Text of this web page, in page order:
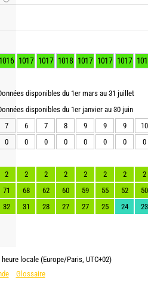
1016 1017 1017 1018 1017 1017 1017
disponibles du 1er mars au 31 juillet
disponibles du 1er janvier au 30 juin
7
6 7 8 9 9 9
10
0
0 0 0 0 0 0 0
2 2 2 2 2 2 2
2
71
68 62 60 59 55 52
50
32
31 28 27 27 25 24 23
locale (Europe/Paris, UTC+02)
Glossaire